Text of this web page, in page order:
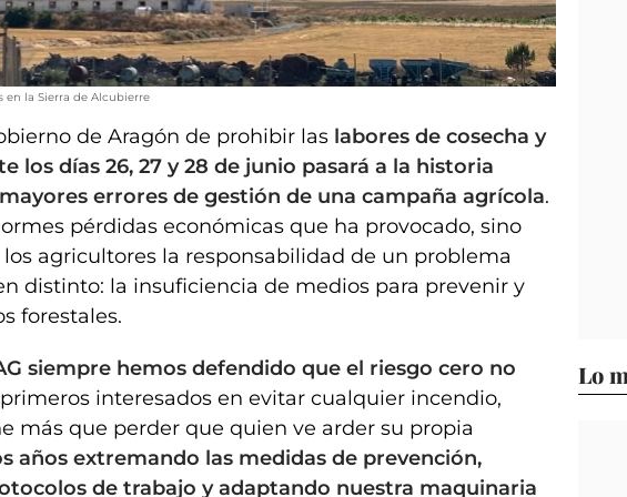
en la Sierra de Alcubierre
de Aragón de prohibir las labores de cosecha y
los días 26, 27 y 28 de junio pasará a la historia
errores de gestión de una campaña agrícola.
pérdidas económicas que ha provocado, sino
agricultores la responsabilidad de un problema
distinto: la insuficiencia de medios para prevenir y
forestales.
siempre hemos defendido que el riesgo cero no
interesados en evitar cualquier incendio,
más que perder que quien ve arder su propia
años extremando las medidas de prevención,
de trabajo y adaptando nuestra maquinaria
Lo